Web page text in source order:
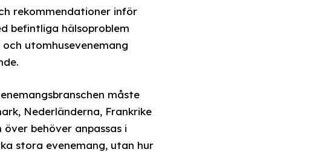
rekommendationer inför
befintliga hälsoproblem
utomhusevenemang
måste
Nederländerna, Frankrike
behöver anpassas i
stora evenemang, utan hur